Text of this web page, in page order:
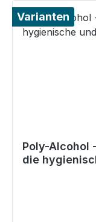
Varianten
Poly-Alcohol
die